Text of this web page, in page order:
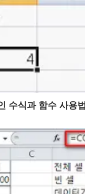
수식과 함수 사용법